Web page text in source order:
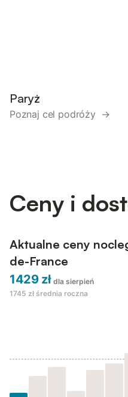
Paryż
Poznaj cel podróży →
Ceny i
Aktualne ceny
de-France
1429 zł dla sierpień
1745 zł średnia roczna